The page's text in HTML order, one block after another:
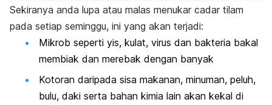
Sekiranya anda lupa atau malas menukar cadar tilam
pada setiap seminggu, ini yang akan terjadi:
Mikrob seperti yis, kulat, virus dan bakteria bakal
membiak dan merebak dengan banyak
Kotoran daripada sisa makanan, minuman, peluh,
bulu, daki serta bahan kimia lain akan kekal di